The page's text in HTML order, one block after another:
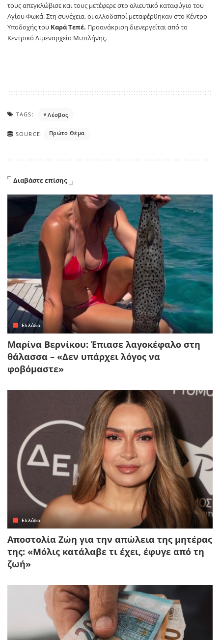
τους απεγκλώβισε και τους μετέφερε στο αλιευτικό καταφύγιο του
Αγίου Φωκά. Στη συνέχεια, οι αλλοδαποί μεταφέρθηκαν στο Κέντρο
Υποδοχής του Καρά Τεπέ. Προανάκριση διενεργείται από το
Κεντρικό Λιμεναρχείο Μυτιλήνης.
TAGS: Λέσβος
SOURCE: Πρώτο Θέμα
Διαβάστε επίσης
Ελλάδα
Μαρίνα Βερνίκου: Έπιασε λαγοκέφαλο στη
θάλασσα – «Δεν υπάρχει λόγος να
φοβόμαστε»
Ελλάδα
Αποστολία Ζώη για την απώλεια της μητέρας
της: «Μόλις κατάλαβε τι έχει, έφυγε από τη
ζωή»